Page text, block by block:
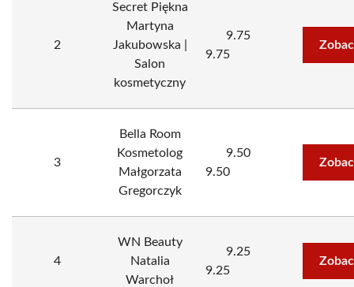
2
Secret Piękna
Martyna
Jakubowska |
Salon
kosmetyczny
9.75
9.75
3
Bella Room
Kosmetolog
Małgorzata
Gregorczyk
9.50
9.50
4
WN Beauty
Natalia
Warchoł
9.25
9.25